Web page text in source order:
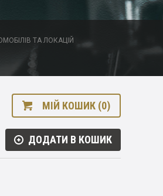
ТА ЛОКАЦІЙ
МІЙ КОШИК (0)
ДОДАТИ В КОШИК